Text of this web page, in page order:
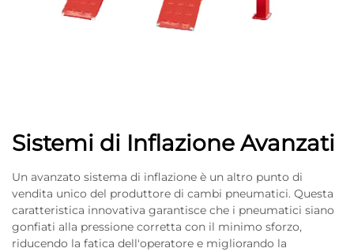
Sistemi di Inflazione Avanzati
Un avanzato sistema di inflazione è un altro punto di
vendita unico del produttore di cambi pneumatici. Questa
caratteristica innovativa garantisce che i pneumatici siano
gonfiati alla pressione corretta con il minimo sforzo,
riducendo la fatica dell'operatore e migliorando la